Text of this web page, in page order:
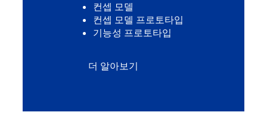
컨셉 모델
컨셉 모델 프로토타입
기능성 프로토타입
더 알아보기